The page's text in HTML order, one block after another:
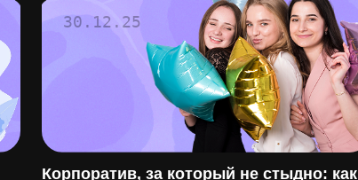
30.12.25
Корпоратив, за который не стыдно: как